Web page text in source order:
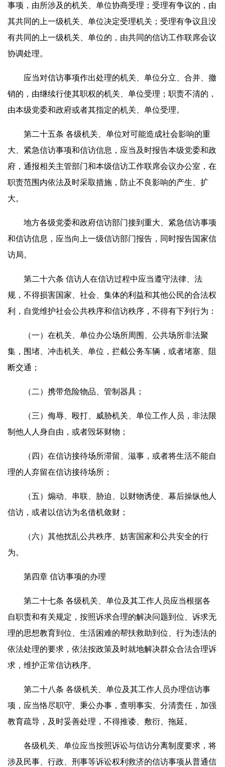
事项，由所涉及的机关、单位协商受理；受理有争议的，由
其共同的上一级机关、单位决定受理机关；受理有争议且没
有共同的上一级机关、单位的，由共同的信访工作联席会议
协调处理。
应当对信访事项作出处理的机关、单位分立、合并、撤
销的，由继续行使其职权的机关、单位受理；职责不清的，
由本级党委和政府或者其指定的机关、单位受理。
第二十五条 各级机关、单位对可能造成社会影响的重
大、紧急信访事项和信访信息，应当及时报告本级党委和政
府，通报相关主管部门和本级信访工作联席会议办公室，在
职责范围内依法及时采取措施，防止不良影响的产生、扩
大。
地方各级党委和政府信访部门接到重大、紧急信访事项
和信访信息，应当向上一级信访部门报告，同时报告国家信
访局。
第二十六条 信访人在信访过程中应当遵守法律、法
规，不得损害国家、社会、集体的利益和其他公民的合法权
利，自觉维护社会公共秩序和信访秩序，不得有下列行为：
（一）在机关、单位办公场所周围、公共场所非法聚
集，围堵、冲击机关、单位，拦截公务车辆，或者堵塞、阻
断交通；
（二）携带危险物品、管制器具；
（三）侮辱、殴打、威胁机关、单位工作人员，非法限
制他人人身自由，或者毁坏财物；
（四）在信访接待场所滞留、滋事，或者将生活不能自
理的人弃留在信访接待场所；
（五）煽动、串联、胁迫、以财物诱使、幕后操纵他人
信访，或者以信访为名借机敛财；
（六）其他扰乱公共秩序、妨害国家和公共安全的行
为。
第四章 信访事项的办理
第二十七条 各级机关、单位及其工作人员应当根据各
自职责和有关规定，按照诉求合理的解决问题到位、诉求无
理的思想教育到位、生活困难的帮扶救助到位、行为违法的
依法处理的要求，依法按政策及时就地解决群众合法合理诉
求，维护正常信访秩序。
第二十八条 各级机关、单位及其工作人员办理信访事
项，应当恪尽职守、秉公办事，查明事实、分清责任，加强
教育疏导，及时妥善处理，不得推诿、敷衍、拖延。
各级机关、单位应当按照诉讼与信访分离制度要求，将
涉及民事、行政、刑事等诉讼权利救济的信访事项从普通信